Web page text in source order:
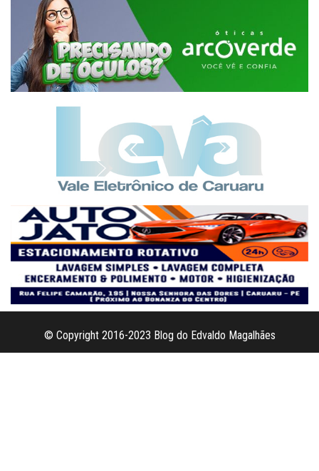
© Copyright 2016-2023 Blog do Edvaldo Magalhães